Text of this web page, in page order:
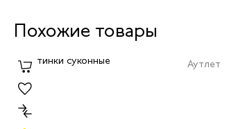
Похожие товары
Аутлет